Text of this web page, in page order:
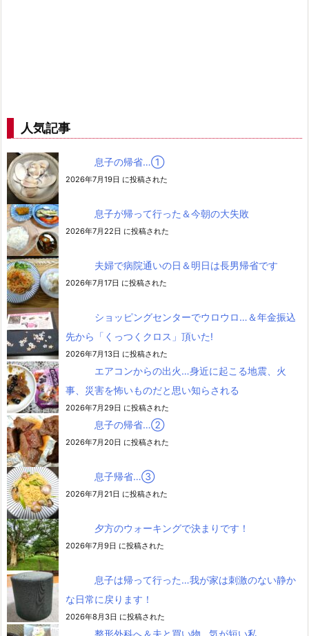
人気記事
息子の帰省…➀
2026年7月19日 に投稿された
息子が帰って行った＆今朝の大失敗
2026年7月22日 に投稿された
夫婦で病院通いの日＆明日は長男帰省です
2026年7月17日 に投稿された
ショッピングセンターでウロウロ…＆年金振込
先から「くっつくクロス」頂いた!
2026年7月13日 に投稿された
エアコンからの出火…身近に起こる地震、火
事、災害を怖いものだと思い知らされる
2026年7月29日 に投稿された
息子の帰省…②
2026年7月20日 に投稿された
息子帰省…③
2026年7月21日 に投稿された
夕方のウォーキングで決まりです！
2026年7月9日 に投稿された
息子は帰って行った…我が家は刺激のない静か
な日常に戻ります！
2026年8月3日 に投稿された